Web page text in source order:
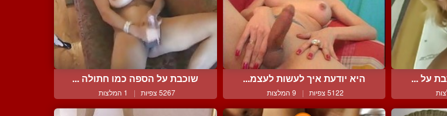
על ... היא יודעת איך לעשות לעצמ...
5122 צפיות | 9 המלצות
שוכבת על הספה כמו חתולה ...
5267 צפיות | 1 המלצות